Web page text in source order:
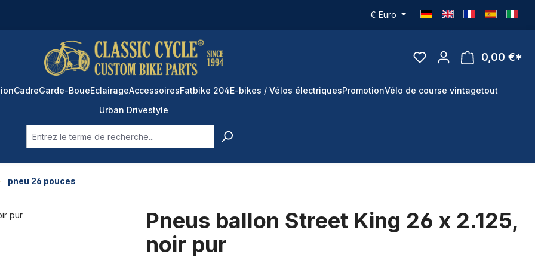
€ Euro
0,00 €*
CadreGarde-BoueEclairageAccessoiresFatbike 204E-bikes / Vélos électriquesPromotionVélo de course vintagetout
Urban Drivestyle
pneu 26 pouces
Pneus ballon Street King 26 x 2.125,
noir pur